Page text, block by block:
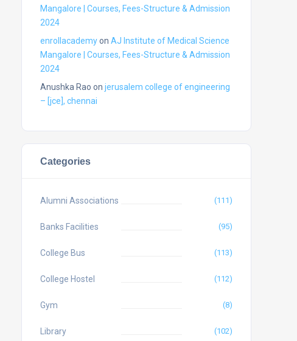
Mangalore | Courses, Fees-Structure & Admission
2024
enrollacademyon AJ Institute of Medical Science
Mangalore | Courses, Fees-Structure & Admission
2024
Anushka Rao on jerusalem college of engineering
– [jce], chennai
Categories
Alumni Associations (111)
Banks Facilities (95)
College Bus (113)
College Hostel (112)
Gym (8)
Library (102)